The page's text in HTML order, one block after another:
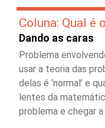
Coluna: Qual é
Dando as caras
Problema
usar a teoria das
delas é ‘normal’ e
lentes da
problema e chegar